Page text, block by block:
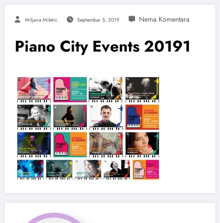
Miljana Miletic Septembar 5, 2019
Piano City Events 20191